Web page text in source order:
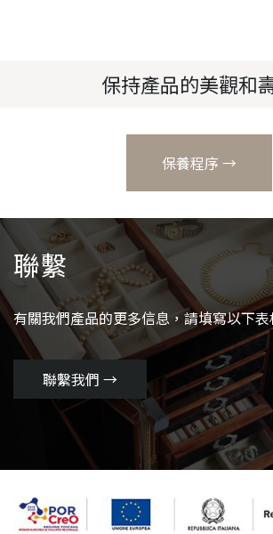
保持產品的美觀和
保養程序 →
聯繫
有關我們產品的更多信息，請填寫以下
聯繫我們 →